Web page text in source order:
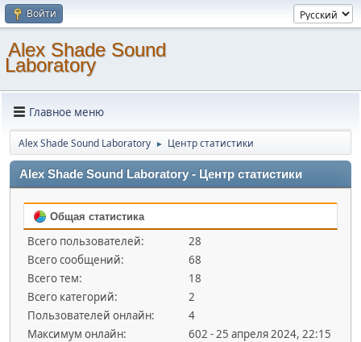
Войти
Alex Shade Sound
Laboratory
Главное меню
Alex Shade Sound Laboratory ► Центр статистики
Alex Shade Sound Laboratory - Центр статистики
Общая статистика
Всего пользователей:
28
Всего сообщений:
68
Всего тем:
18
Всего категорий:
2
Пользователей онлайн:
4
Максимум онлайн:
602 - 25 апреля 2024, 22:15